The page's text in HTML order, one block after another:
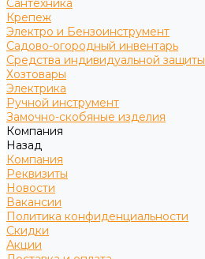
Сантехника
Крепеж
Электро и Бензоинструмент
Садово-огородный инвентарь
Средства индивидуальной защиты
Хозтовары
Электрика
Ручной инструмент
Замочно-скобяные изделия
Компания
Назад
Компания
Реквизиты
Новости
Вакансии
Политика конфиденциальности
Скидки
Акции